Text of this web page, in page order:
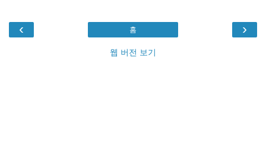
‹ ›
홈
웹 버전 보기